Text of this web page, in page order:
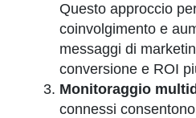
Questo approccio
coinvolgimento e
messaggi di
conversione e ROI
Monitoraggio
connessi